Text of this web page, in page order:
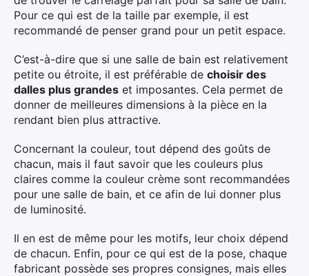
Pour ce qui est de la taille par exemple, il est
recommandé de penser grand pour un petit espace.
C’est-à-dire que si une salle de bain est relativement
petite ou étroite, il est préférable de choisir des
dalles plus grandes et imposantes. Cela permet de
donner de meilleures dimensions à la pièce en la
rendant bien plus attractive.
Concernant la couleur, tout dépend des goûts de
chacun, mais il faut savoir que les couleurs plus
claires comme la couleur crème sont recommandées
pour une salle de bain, et ce afin de lui donner plus
de luminosité.
Il en est de même pour les motifs, leur choix dépend
de chacun. Enfin, pour ce qui est de la pose, chaque
fabricant possède ses propres consignes, mais elles
×
: